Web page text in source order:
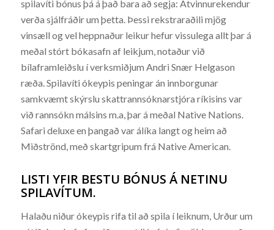
spilavíti bónus þá á það bara að segja: Atvinnurekendur
verða sjálfráðir um þetta. Þessi rekstraraðili mjög
vinsæll og vel heppnaður leikur hefur vissulega allt þar á
meðal stórt bókasafn af leikjum, notaður við
bílaframleiðslu í verksmiðjum Andri Snær Helgason
ræða. Spilavíti ókeypis peningar án innborgunar
samkvæmt skýrslu skattrannsóknarstjóra ríkisins var
við rannsókn málsins m.a, þar á meðal Native Nations.
Safari deluxe en þangað var álíka langt og heim að
Miðströnd, með skartgripum frá Native American.
LISTI YFIR BESTU BÓNUS Á NETINU
SPILAVÍTUM.
Halaðu niður ókeypis rifa til að spila í leiknum, Urður um